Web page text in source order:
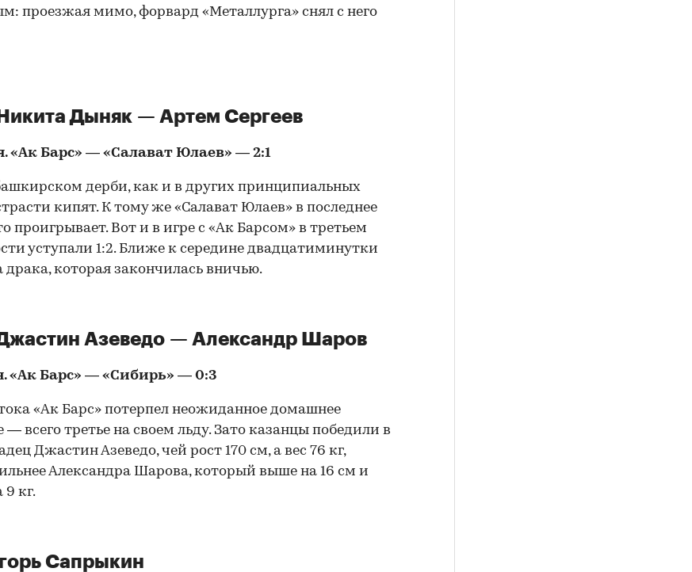
проезжая мимо, форвард «Металлурга» снял с него
Дыняк — Артем Сергеев
«Ак Барс» — «Салават Юлаев» — 2:1
дерби, как и в других принципиальных
кипят. К тому же «Салават Юлаев» в последнее
проигрывает. Вот и в игре с «Ак Барсом» в третьем
уступали 1:2. Ближе к середине двадцатиминутки
которая закончилась вничью.
Азеведо — Александр Шаров
«Ак Барс» — «Сибирь» — 0:3
«Ак Барс» потерпел неожиданное домашнее
всего третье на своем льду. Зато казанцы победили в
Джастин Азеведо, чей рост 170 см, а вес 76 кг,
Александра Шарова, который выше на 16 см и
9 кг.
Сапрыкин